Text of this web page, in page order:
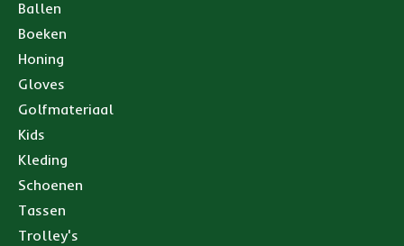
Ballen
Boeken
Honing
Gloves
Golfmateriaal
Kids
Kleding
Schoenen
Tassen
Trolley's